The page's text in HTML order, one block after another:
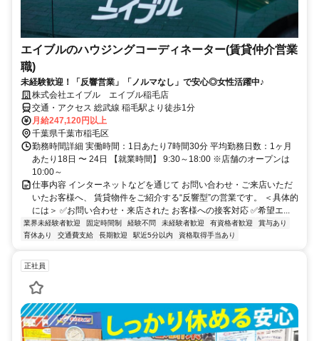
エイブルのハウジングコーディネーター(賃貸仲介営業
職)
未経験歓迎！「反響営業」「ノルマなし」で安心◎女性活躍中♪
株式会社エイブル エイブル稲毛店
交通・アクセス 総武線 稲毛駅より徒歩1分
月給247,120円以上
千葉県千葉市稲毛区
勤務時間詳細 実働時間：1日あたり7時間30分 平均勤務日数：1ヶ月
あたり18日 〜 24日 【就業時間】 9:30～18:00 ※店舗のオープンは
10:00～
仕事内容 インターネットなどを通じて お問い合わせ・ご来店いただ
いたお客様へ、 賃貸物件をご紹介する“反響型”の営業です。 ＜具体的
には＞ ✅お問い合わせ・来店された お客様への接客対応 ✅希望エ...
業界未経験者歓迎 固定時間制 経験不問 未経験者歓迎 有資格者歓迎
賞与あり
育休あり
交通費支給 長期歓迎 駅近5分以内 資格取得手当あり
正社員